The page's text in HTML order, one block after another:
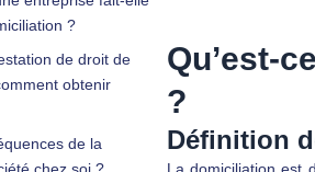
?
de droit de
obtenir
de la
Qu’est-
?
Définition